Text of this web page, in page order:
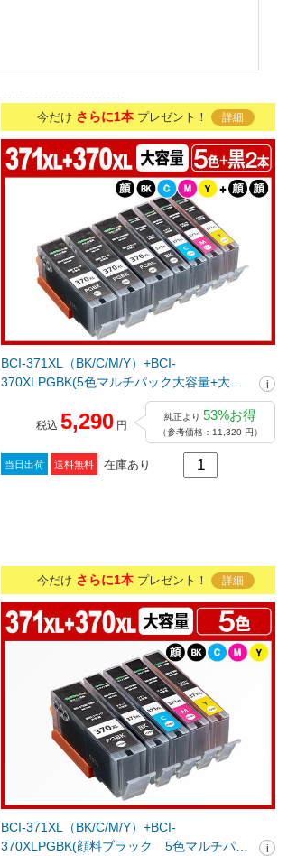
今だけ さらに1本プレゼント！ 詳細
BCI-371XL（BK/C/M/Y）+BCI-
370XLPGBK(5色マルチパック大容量+大容
量顔料ブラック2個) キヤノン[Canon]互換イ
ンクカートリッジ
税込 5,290 円
純正より 53%お得
（参考価格：11,320 円）
当日出荷 送料無料 在庫あり
今だけ さらに1本プレゼント！ 詳細
BCI-371XL（BK/C/M/Y）+BCI-
370XLPGBK(顔料ブラック 5色マルチパッ